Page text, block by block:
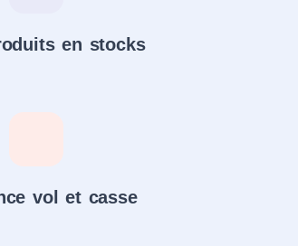
en stocks
vol et casse